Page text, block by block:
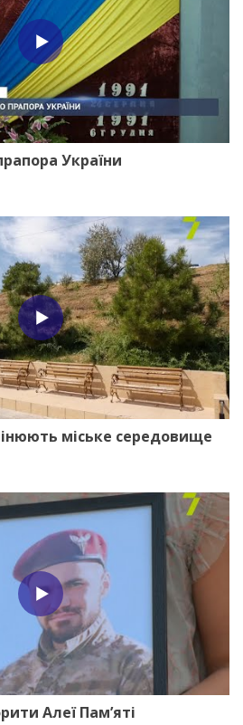
України
міське середовище
Алеї Пам’яті